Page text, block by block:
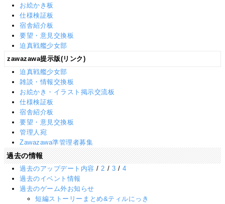
お絵かき板
仕様検証板
宿舎紹介板
要望・意見交換板
迫真戦艦少女部
zawazawa提示版(リンク)
迫真戦艦少女部
雑談・情報交換板
お絵かき・イラスト掲示交流板
仕様検証板
宿舎紹介板
要望・意見交換板
管理人宛
Zawazawa準管理者募集
過去の情報
過去のアップデート内容 / 2 / 3 / 4
過去のイベント情報
過去のゲーム外お知らせ
短編ストーリーまとめ&ティルにっき